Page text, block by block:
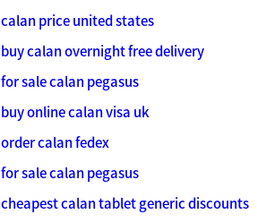
calan price united states
buy calan overnight free delivery
for sale calan pegasus
buy online calan visa uk
order calan fedex
for sale calan pegasus
cheapest calan tablet generic discounts